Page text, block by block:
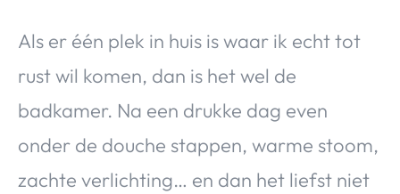
Als er één plek in huis is waar ik echt tot
rust wil komen, dan is het wel de
badkamer. Na een drukke dag even
onder de douche stappen, warme stoom,
zachte verlichting… en dan het liefst niet